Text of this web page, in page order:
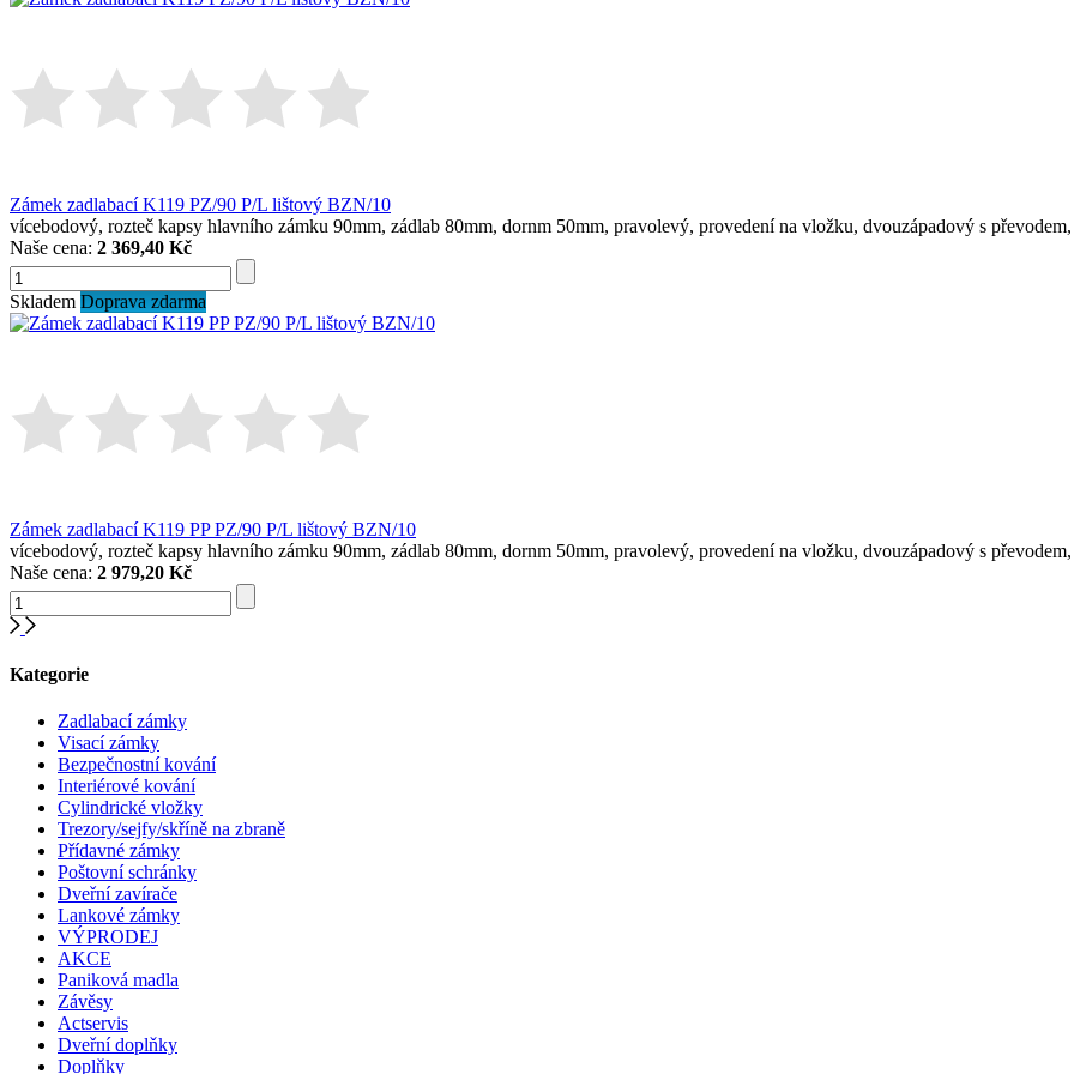
Zámek zadlabací K119 PZ/90 P/L lištový BZN/10
vícebodový, rozteč kapsy hlavního zámku 90mm, zádlab 80mm, dornm 50mm, pravolevý, provedení na vložku, dvouzápadový s
Naše cena: 2 369,40 Kč
Skladem Doprava zdarma
Zámek zadlabací K119 PP PZ/90 P/L lištový BZN/10
vícebodový, rozteč kapsy hlavního zámku 90mm, zádlab 80mm, dornm 50mm, pravolevý, provedení na vložku, dvouzápadový s
Naše cena: 2 979,20 Kč
Kategorie
Zadlabací zámky
Visací zámky
Bezpečnostní kování
Interiérové kování
Cylindrické vložky
Trezory/sejfy/skříně na zbraně
Přídavné zámky
Poštovní schránky
Dveřní zavírače
Lankové zámky
VÝPRODEJ
AKCE
Paniková madla
Závěsy
Actservis
Dveřní doplňky
Doplňky